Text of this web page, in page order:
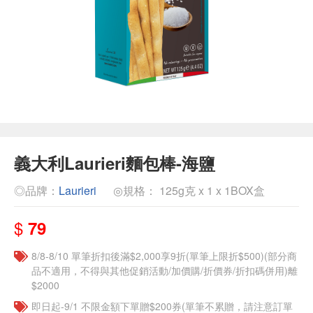
義大利Laurieri麵包棒-海鹽
◎品牌： Laurieri ◎規格： 125g克 x 1 x 1BOX盒
$ 79
8/8-8/10 單筆折扣後滿$2,000享9折(單筆上限折$500)(部分商
品不適用，不得與其他促銷活動/加價購/折價券/折扣碼併用)離
$2000
即日起-9/1 不限金額下單贈$200券(單筆不累贈，請注意訂單